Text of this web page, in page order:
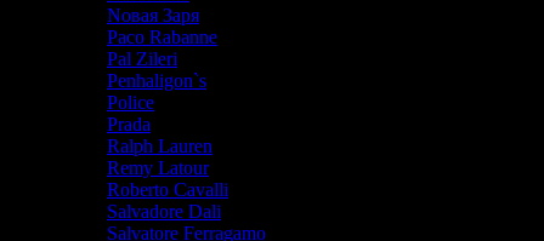
Nовая Заря
Paco Rabanne
Pal Zileri
Penhaligon`s
Police
Prada
Ralph Lauren
Remy Latour
Roberto Cavalli
Salvadore Dali
Salvatore Ferragamo